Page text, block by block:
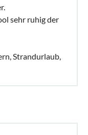
sehr ruhig der
Strandurlaub,